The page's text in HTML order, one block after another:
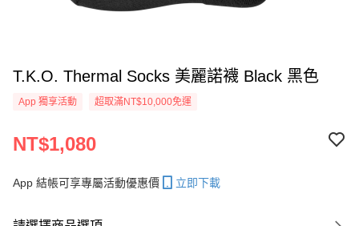
T.K.O. Thermal Socks 美麗諾襪 Black 黑色
App 獨享活動 超取滿NT$10,000免運
NT$1,080
App 結帳可享專屬活動優惠價 立即下載